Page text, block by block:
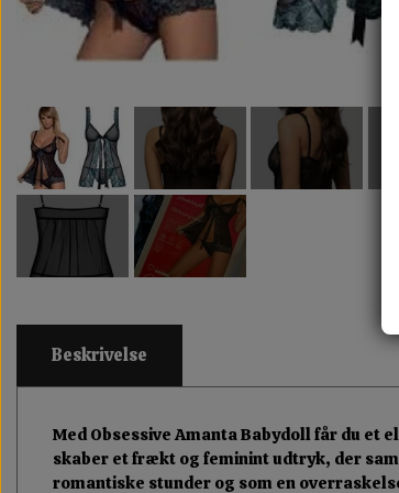
Beskrivelse
Med Obsessive Amanta Babydoll får du
skaber et frækt og feminint udtryk, der
romantiske stunder og som en